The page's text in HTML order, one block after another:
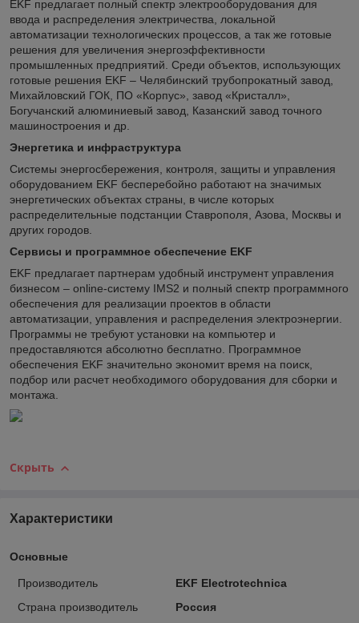
EKF предлагает полный спектр электрооборудования для
ввода и распределения электричества, локальной
автоматизации технологических процессов, а так же готовые
решения для увеличения энергоэффективности
промышленных предприятий. Среди объектов, использующих
готовые решения EKF – Челябинский трубопрокатный завод,
Михайловский ГОК, ПО «Корпус», завод «Кристалл»,
Богучанский алюминиевый завод, Казанский завод точного
машиностроения и др.
Энергетика и инфраструктура
Системы энергосбережения, контроля, защиты и управления
оборудованием EKF бесперебойно работают на значимых
энергетических объектах страны, в числе которых
распределительные подстанции Ставрополя, Азова, Москвы и
других городов.
Сервисы и программное обеспечение EKF
EKF предлагает партнерам удобный инструмент управления
бизнесом – online-систему IMS2 и полный спектр программного
обеспечения для реализации проектов в области
автоматизации, управления и распределения электроэнергии.
Программы не требуют установки на компьютер и
предоставляются абсолютно бесплатно. Программное
обеспечения EKF значительно экономит время на поиск,
подбор или расчет необходимого оборудования для сборки и
монтажа.
Скрыть
Характеристики
Основные
Производитель
EKF Electrotechnica
Страна производитель
Россия